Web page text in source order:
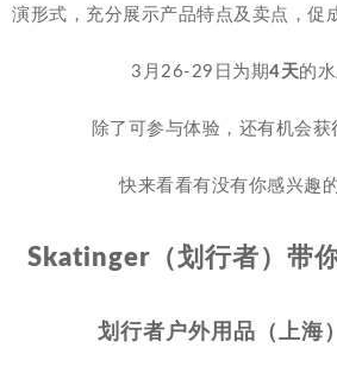
演形式，充分展示产品特点及卖点，促
3月26-29日为期4天的
除了可参与体验，还有机会获
快来看看有没有你感兴趣
Skatinger（划行者）带
划行者户外用品（上海